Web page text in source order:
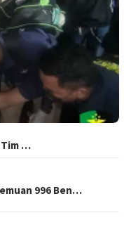
Tim …
996 Ben…